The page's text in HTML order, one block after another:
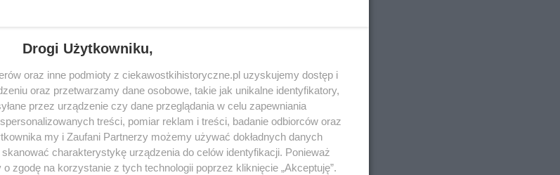
obronił poddanych przed wojami kniaziów
pokryć kosztów utrzymania drużyny, grodów i
katastrofy.
fot.domena publiczna
Drogi Użytkowniku,
oraz inne podmioty z ciekawostkihistoryczne.pl uzyskujemy dostęp i
oraz przetwarzamy dane osobowe, takie jak unikalne identyfikatory,
przez urządzenie czy dane przeglądania w celu zapewniania
treści, pomiar reklam i treści, badanie odbiorców oraz
my i Zaufani Partnerzy możemy używać dokładnych danych
charakterystykę urządzenia do celów identyfikacji. Ponieważ
zgodę na korzystanie z tych technologii poprzez kliknięcie „Akceptuję”.